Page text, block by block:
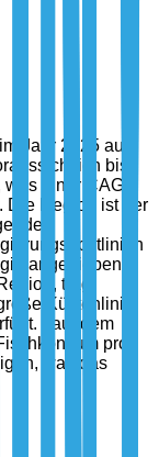
Jahr 2025 auf
bis
einer CAGR
Die Region ist der
angetrieben
trägt
Küstenlinie
Laut dem
pro
was das